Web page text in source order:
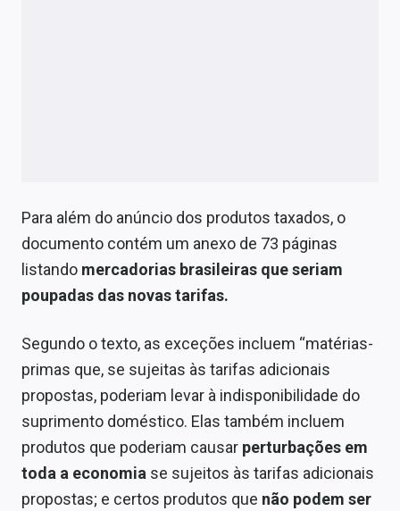
Para além do anúncio dos produtos taxados, o
documento contém um anexo de 73 páginas
listando mercadorias brasileiras que seriam
poupadas das novas tarifas.
Segundo o texto, as exceções incluem “matérias-
primas que, se sujeitas às tarifas adicionais
propostas, poderiam levar à indisponibilidade do
suprimento doméstico. Elas também incluem
produtos que poderiam causar perturbações em
toda a economia se sujeitos às tarifas adicionais
propostas; e certos produtos que não podem ser